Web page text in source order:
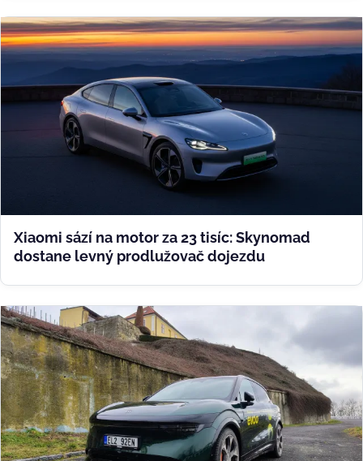
Xiaomi sází na motor za 23 tisíc: Skynomad
dostane levný prodlužovač dojezdu